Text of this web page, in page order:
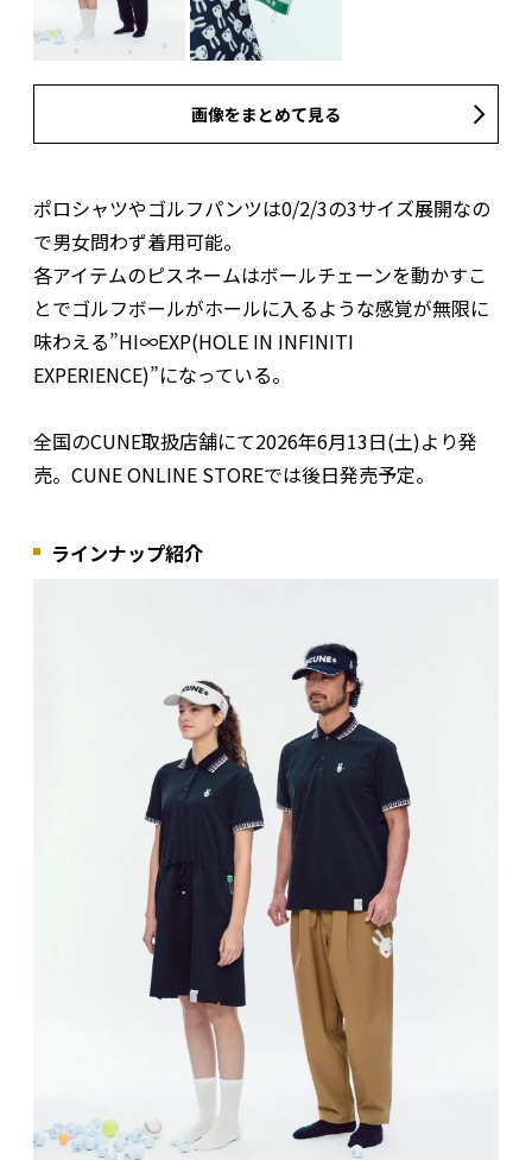
画像をまとめて見る
ポロシャツやゴルフパンツは0/2/3の3サイズ展開なの
で男女問わず着用可能。
各アイテムのピスネームはボールチェーンを動かすこ
とでゴルフボールがホールに入るような感覚が無限に
味わえる”HI∞EXP(HOLE IN INFINITI
EXPERIENCE)”になっている。
全国のCUNE取扱店舗にて2026年6月13日(土)より発
売。CUNE ONLINE STOREでは後日発売予定。
ラインナップ紹介